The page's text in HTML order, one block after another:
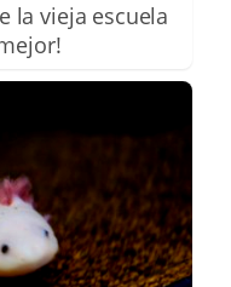
la vieja escuela